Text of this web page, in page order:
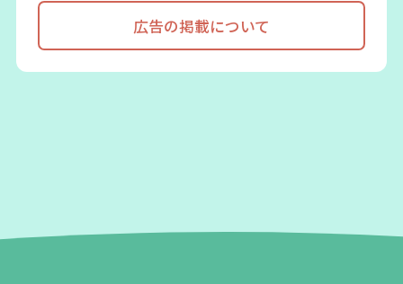
広告の掲載について